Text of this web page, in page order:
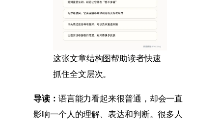
这张文章结构图帮助读者快速
抓住全文层次。
导读： 语言能力看起来很普通，却会一直
影响一个人的理解、表达和判断。很多人